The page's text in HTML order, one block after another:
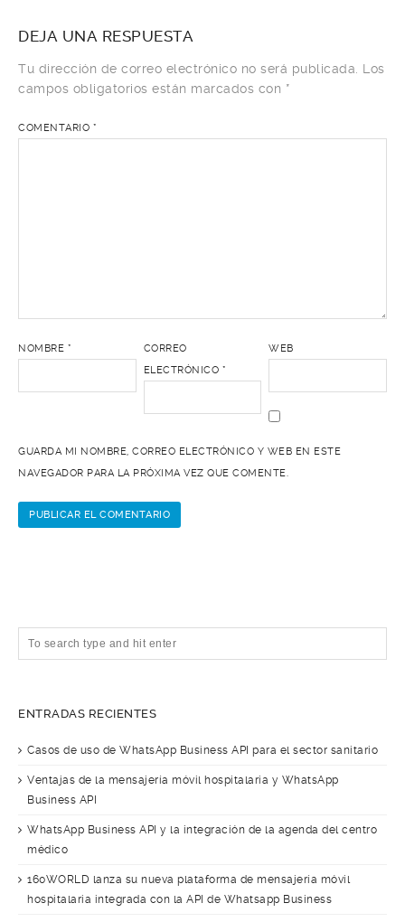
DEJA UNA RESPUESTA
Tu dirección de correo electrónico no será publicada. Los
campos obligatorios están marcados con *
COMENTARIO *
NOMBRE *
CORREO
ELECTRÓNICO *
WEB
GUARDA MI NOMBRE, CORREO ELECTRÓNICO Y WEB EN ESTE
NAVEGADOR PARA LA PRÓXIMA VEZ QUE COMENTE.
ENTRADAS RECIENTES
Casos de uso de WhatsApp Business API para el sector sanitario
Ventajas de la mensajería móvil hospitalaria y WhatsApp
Business API
WhatsApp Business API y la integración de la agenda del centro
médico
160WORLD lanza su nueva plataforma de mensajería móvil
hospitalaria integrada con la API de Whatsapp Business